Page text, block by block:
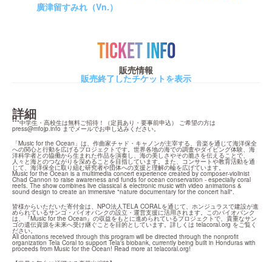
廣津留すみれ（Vn.）
TICKET INFO
販売情報
販売終了したチケットを表示
詳細
press@mfojp.info までメールでお申し込みください。
「Music for the Ocean」は、作曲家チャド・キャノンが主宰する、音楽を通じて海洋保全
への関心と行動を広げるプロジェクトです。世界各地の海での調査やダイビング体験、海
洋科学者との協働から生まれた作品を演奏し、海の美しさやその脆さを伝えることで、
人々と海とのつながりを深めることを目指しています。また、コンサートや教育活動を通
じて、海洋保全に取り組む研究者や団体への支援と理解の輪を広げています。
Music for the Ocean is a multimedia concert experience created by composer-violinist
Chad Cannon to raise awareness and funds for ocean conservation - especially coral
reefs. The show combines live classical & electronic music with video animations &
sound design to create an immersive "nature documentary for the concert hall".
皆様からいただいた寄付金は、NPO法人TELA CORALを通じて、ホンジュラスで建設が進
められているサンゴ・バイオバンクの設立・運営支援に活用されます。このバイオバンク
は、『Music for the Ocean』の収益をもとに進められているプロジェクトで、貴重なサン
ゴの遺伝資源を未来へ受け継ぐことを目的としています。詳しくは telacoral.org をご覧く
ださい。
All donations received through this program will be directed through the nonprofit
organization Tela Coral to support Tela's biobank, currently being built in Honduras with
proceeds from Music for the Ocean! Read more at telacoral.org!